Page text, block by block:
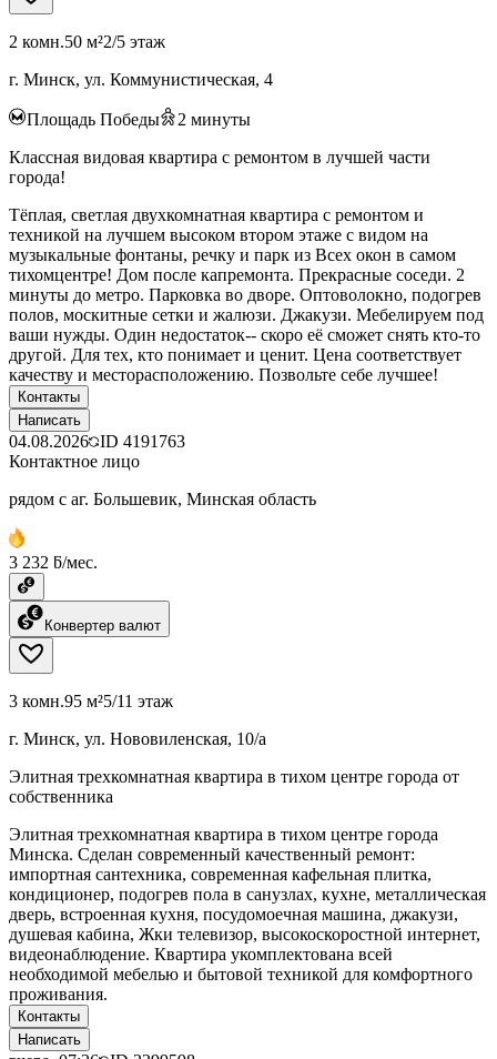
2 комн.50 м²2/5 этаж
г. Минск, ул. Коммунистическая, 4
Площадь Победы 2 минуты
Классная видовая квартира с ремонтом в лучшей части
города!
Тёплая, светлая двухкомнатная квартира с ремонтом и
техникой на лучшем высоком втором этаже с видом на
музыкальные фонтаны, речку и парк из Всех окон в самом
тихомцентре! Дом после капремонта. Прекрасные соседи. 2
минуты до метро. Парковка во дворе. Оптоволокно, подогрев
полов, москитные сетки и жалюзи. Джакузи. Мебелируем под
ваши нужды. Один недостаток-- скоро её сможет снять кто-то
другой. Для тех, кто понимает и ценит. Цена соответствует
качеству и месторасположению. Позвольте себе лучшее!
Контакты
Написать
04.08.2026 ID 4191763
Контактное лицо
рядом с аг. Большевик, Минская область
3 232 ƃ/мес.
Конвертер валют
3 комн.95 м²5/11 этаж
г. Минск, ул. Нововиленская, 10/а
Элитная трехкомнатная квартира в тихом центре города от
собственника
Элитная трехкомнатная квартира в тихом центре города
Минска. Сделан современный качественный ремонт:
импортная сантехника, современная кафельная плитка,
кондиционер, подогрев пола в санузлах, кухне, металлическая
дверь, встроенная кухня, посудомоечная машина, джакузи,
душевая кабина, Жки телевизор, высокоскоростной интернет,
видеонаблюдение. Квартира укомплектована всей
необходимой мебелью и бытовой техникой для комфортного
проживания.
Контакты
Написать